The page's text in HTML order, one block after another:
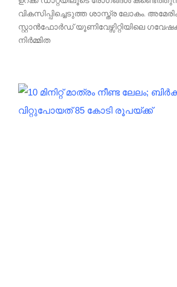
വികസിപ്പിച്ചെടുത്ത ശാസ്ത്ര ലോകം.
സ്റ്റാൻഫോർഡ് യൂണിവേഴ്സിറ്റിയിലെ
നിർമ്മിത